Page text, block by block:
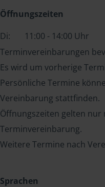
Öffnungszeiten
Di:
11:00 - 14:00 Uhr
Terminvereinbarungen
Es wird um vorherige
Persönliche Termine
Vereinbarung stattfinden.
Öffnungszeiten gelten nur
Terminvereinbarung.
Weitere Termine nach
Sprachen